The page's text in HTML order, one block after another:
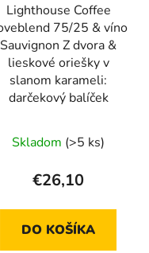
Lighthouse Coffee
75/25 & víno
Sauvignon Z dvora &
lieskové oriešky v
slanom karameli:
darčekový balíček
Skladom (>5 ks)
€26,10
DO KOŠÍKA